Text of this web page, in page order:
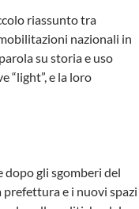
riassunto tra
nazionali in
su storia e uso
“light”, e la loro
gli sgomberi del
prefettura e i nuovi spazi